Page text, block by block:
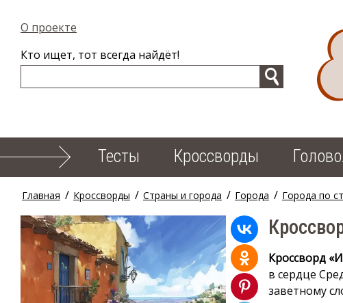
О проекте
Кто ищет, тот всегда найдёт!
Тесты Кроссворды
Главная / Кроссворды / Страны и города / Города / Города по
Кроссворд
в сердце
заветному